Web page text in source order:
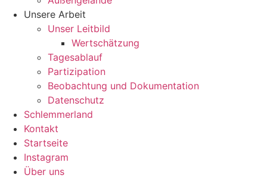
Unsere Arbeit
Unser Leitbild
Wertschätzung
Tagesablauf
Partizipation
Beobachtung und Dokumentation
Datenschutz
Schlemmerland
Kontakt
Startseite
Instagram
Über uns